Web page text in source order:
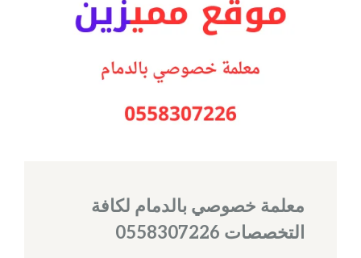
معلمة خصوصي بالدمام لكافة
التخصصات 0558307226